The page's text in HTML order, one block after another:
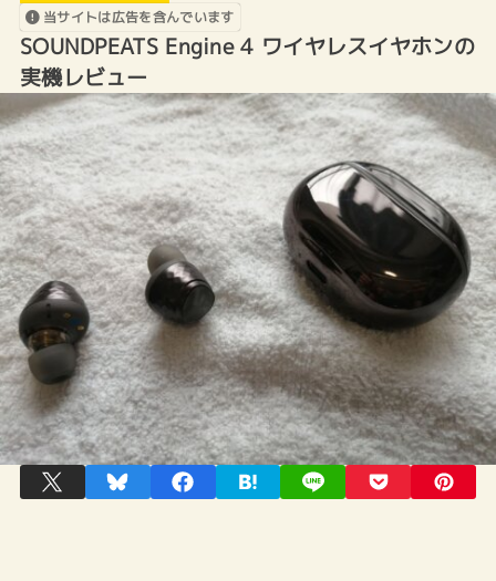
当サイトは広告を含んでいます
SOUNDPEATS Engine 4 ワイヤレスイヤホンの
実機レビュー